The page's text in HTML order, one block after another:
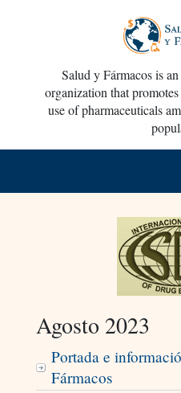
Salud y Fármacos is
organization that
use of pharmaceuticals
Agosto 2023
Portada e
Fármacos